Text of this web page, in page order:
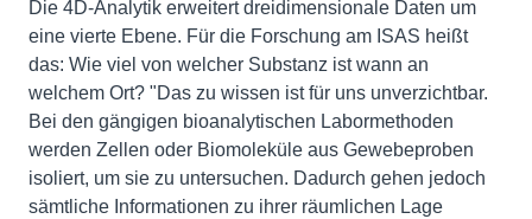
Die 4D-Analytik erweitert dreidimensionale Daten um
eine vierte Ebene. Für die Forschung am ISAS heißt
das: Wie viel von welcher Substanz ist wann an
welchem Ort? "Das zu wissen ist für uns unverzichtbar.
Bei den gängigen bioanalytischen Labormethoden
werden Zellen oder Biomoleküle aus Gewebeproben
isoliert, um sie zu untersuchen. Dadurch gehen jedoch
sämtliche Informationen zu ihrer räumlichen Lage